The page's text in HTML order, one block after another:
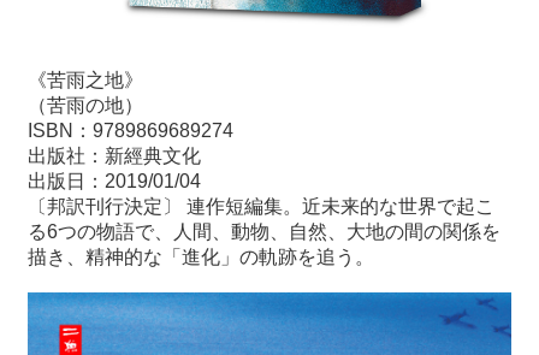
《苦雨之地》
（苦雨の地）
ISBN：9789869689274
出版社：新經典文化
出版日：2019/01/04
〔邦訳刊行決定〕 連作短編集。近未来的な世界で起こ
る6つの物語で、人間、動物、自然、大地の間の関係を
描き、精神的な「進化」の軌跡を追う。